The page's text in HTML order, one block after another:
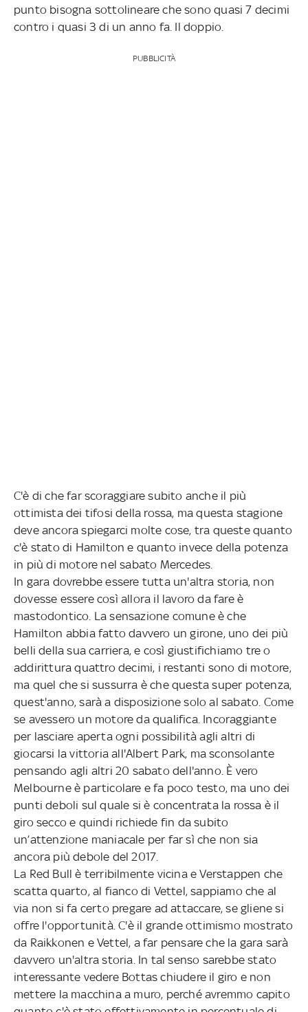
punto bisogna sottolineare che sono quasi 7 decimi
contro i quasi 3 di un anno fa. Il doppio.
PUBBLICITÀ
C'è di che far scoraggiare subito anche il più
ottimista dei tifosi della rossa, ma questa stagione
deve ancora spiegarci molte cose, tra queste quanto
c'è stato di Hamilton e quanto invece della potenza
in più di motore nel sabato Mercedes.
In gara dovrebbe essere tutta un'altra storia, non
dovesse essere così allora il lavoro da fare è
mastodontico. La sensazione comune è che
Hamilton abbia fatto davvero un girone, uno dei più
belli della sua carriera, e così giustifichiamo tre o
addirittura quattro decimi, i restanti sono di motore,
ma quel che si sussurra è che questa super potenza,
quest'anno, sarà a disposizione solo al sabato. Come
se avessero un motore da qualifica. Incoraggiante
per lasciare aperta ogni possibilità agli altri di
giocarsi la vittoria all'Albert Park, ma sconsolante
pensando agli altri 20 sabato dell'anno. È vero
Melbourne è particolare e fa poco testo, ma uno dei
punti deboli sul quale si è concentrata la rossa è il
giro secco e quindi richiede fin da subito
un’attenzione maniacale per far sì che non sia
ancora più debole del 2017.
La Red Bull è terribilmente vicina e Verstappen che
scatta quarto, al fianco di Vettel, sappiamo che al
via non si fa certo pregare ad attaccare, se gliene si
offre l'opportunità. C'è il grande ottimismo mostrato
da Raikkonen e Vettel, a far pensare che la gara sarà
davvero un'altra storia. In tal senso sarebbe stato
interessante vedere Bottas chiudere il giro e non
mettere la macchina a muro, perché avremmo capito